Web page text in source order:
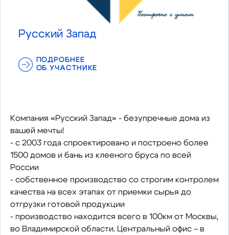
Русский Запад
ПОДРОБНЕЕ
ОБ УЧАСТНИКЕ
Компания «Русский Запад» - безупречные дома из
вашей мечты!
- с 2003 года спроектировано и построено более
1500 домов и бань из клееного бруса по всей
России
- собственное производство со строгим контролем
качества на всех этапах от приемки сырья до
отгрузки готовой продукции
- производство находится всего в 100км от Москвы,
во Владимирской области. Центральный офис – в